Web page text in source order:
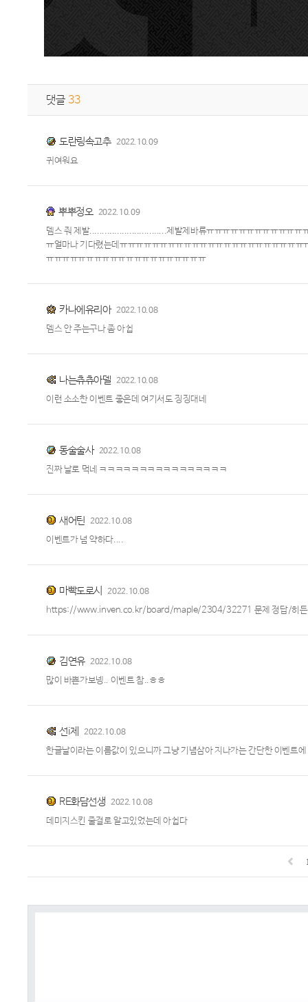
댓글 33
도란링속고추 2022.10.09
귀여워요
뿌뿌정오 2022.10.09
뎀스 줘 제발...............................제발제바류ㅠㅠㅠㅠㅠㅠㅠㅠㅠㅠㅠㅠ
ㅠ얼마나 기다렸는데ㅠㅠㅠㅠㅠㅠㅠㅠㅠㅠㅠㅠㅠㅠㅠㅠㅠㅠㅠㅠㅠㅠ
ㅠㅠㅠㅠㅠㅠㅠㅠㅠㅠㅠㅠㅠㅠㅠㅠㅠㅠㅠㅠ
카나에유리아 2022.10.08
뎀스 안 주는구나 좀 아쉽
나는츄츄아델 2022.10.08
이런 소소한 이벤트 좋은데 여기서도 징징대네
동술술사 2022.10.08
진짜 날로 먹네 ㅋㅋㅋㅋㅋㅋㅋㅋㅋㅋㅋㅋㅋㅋㅋㅋ
새어틴 2022.10.08
이벤트가 넘 약하다....
마빡도로시 2022.10.08
https://www.inven.co.kr/board/maple/2304/32271 문제 정답/히든
김연유 2022.10.08
많이 바쁜가보넹.. 이벤트 참..ㅎㅎ
선i제 2022.10.08
한글날이라는 이름값이 있으니까 그냥 기념삼아 지나가는 간단한 이벤트
RE화담선생 2022.10.08
데미지스킨 줄걸로 알고있었는데 아쉽다